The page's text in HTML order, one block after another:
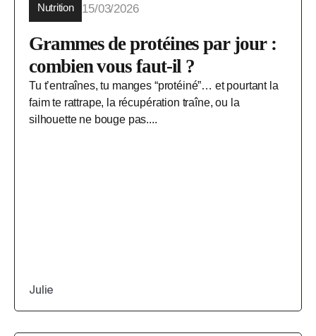
Nutrition 15/03/2026
Grammes de protéines par jour :
combien vous faut-il ?
Tu t’entraînes, tu manges “protéiné”… et pourtant la
faim te rattrape, la récupération traîne, ou la
silhouette ne bouge pas....
Julie